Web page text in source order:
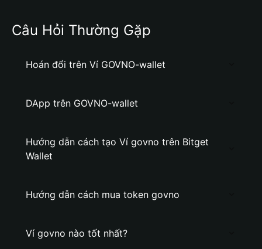
Câu Hỏi Thường Gặp
Hoán đổi trên Ví GOVNO-wallet
DApp trên GOVNO-wallet
Hướng dẫn cách tạo Ví govno trên Bitget
Wallet
Hướng dẫn cách mua token govno
Ví govno nào tốt nhất?